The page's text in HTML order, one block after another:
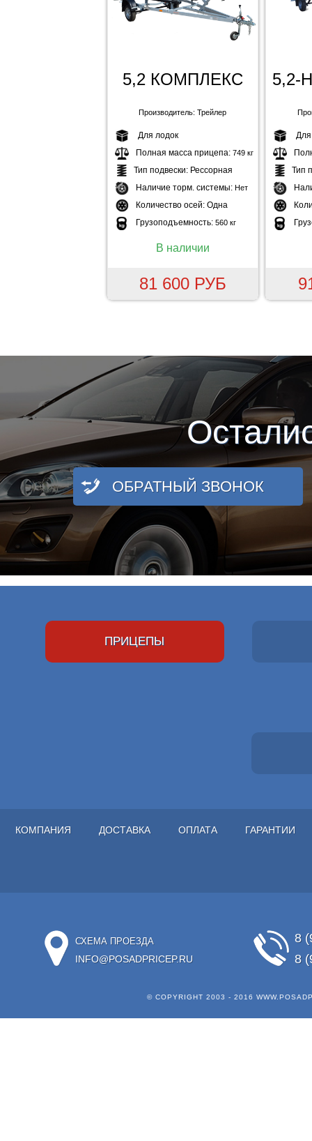
5,2 КОМПЛЕКС
Производитель: Трейлер
Для лодок
Полная масса прицепа: 749 кг
Тип подвески: Рессорная
Наличие торм. системы: Нет
Количество осей: Одна
Грузоподъемность: 560 кг
В наличии
81 600 РУБ
5,2-
Для
Тип
ОБРАТНЫЙ ЗВОНОК
ПРИЦЕПЫ
КОМПАНИЯ ДОСТАВКА ОПЛАТА ГАРАНТИИ
СХЕМА ПРОЕЗДА
INFO@POSADPRICEP.RU
8
8
© COPYRIGHT 2003 - 2016